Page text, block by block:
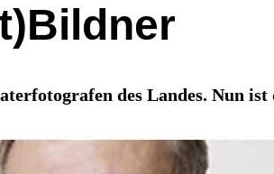
des Landes. Nun